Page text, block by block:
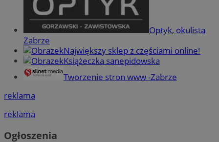
Optyk, okulista
Zabrze
Największy sklep z częściami online!
Książeczka sanepidowska
Tworzenie stron www -Zabrze
reklama
reklama
Ogłoszenia